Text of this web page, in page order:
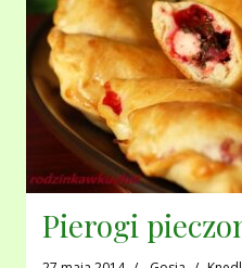
Pierogi